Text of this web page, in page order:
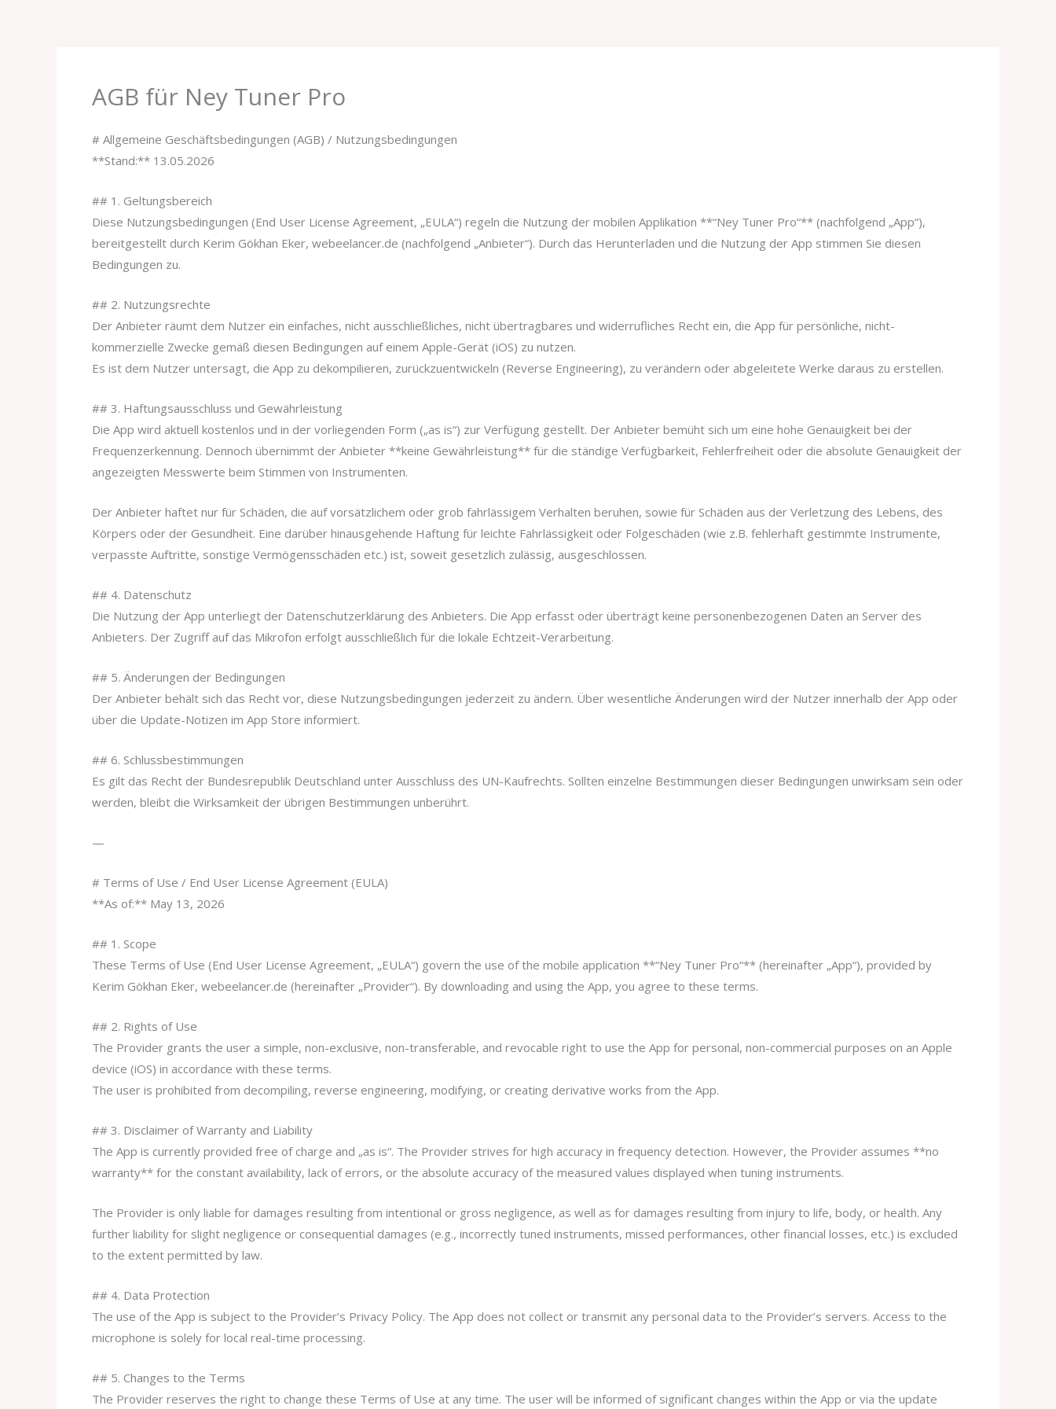
AGB für Ney Tuner Pro
# Allgemeine Geschäftsbedingungen (AGB) / Nutzungsbedingungen
**Stand:** 13.05.2026
## 1. Geltungsbereich
Diese Nutzungsbedingungen (End User License Agreement, „EULA“) regeln die Nutzung der mobilen Applikation **“Ney Tuner Pro“** (nachfolgend „App“),
bereitgestellt durch Kerim Gökhan Eker, webeelancer.de (nachfolgend „Anbieter“). Durch das Herunterladen und die Nutzung der App stimmen Sie diesen
Bedingungen zu.
## 2. Nutzungsrechte
Der Anbieter räumt dem Nutzer ein einfaches, nicht ausschließliches, nicht übertragbares und widerrufliches Recht ein, die App für persönliche, nicht-
kommerzielle Zwecke gemäß diesen Bedingungen auf einem Apple-Gerät (iOS) zu nutzen.
Es ist dem Nutzer untersagt, die App zu dekompilieren, zurückzuentwickeln (Reverse Engineering), zu verändern oder abgeleitete Werke daraus zu erstellen.
## 3. Haftungsausschluss und Gewährleistung
Die App wird aktuell kostenlos und in der vorliegenden Form („as is“) zur Verfügung gestellt. Der Anbieter bemüht sich um eine hohe Genauigkeit bei der
Frequenzerkennung. Dennoch übernimmt der Anbieter **keine Gewährleistung** für die ständige Verfügbarkeit, Fehlerfreiheit oder die absolute Genauigkeit der
angezeigten Messwerte beim Stimmen von Instrumenten.
Der Anbieter haftet nur für Schäden, die auf vorsätzlichem oder grob fahrlässigem Verhalten beruhen, sowie für Schäden aus der Verletzung des Lebens, des
Körpers oder der Gesundheit. Eine darüber hinausgehende Haftung für leichte Fahrlässigkeit oder Folgeschäden (wie z.B. fehlerhaft gestimmte Instrumente,
verpasste Auftritte, sonstige Vermögensschäden etc.) ist, soweit gesetzlich zulässig, ausgeschlossen.
## 4. Datenschutz
Die Nutzung der App unterliegt der Datenschutzerklärung des Anbieters. Die App erfasst oder überträgt keine personenbezogenen Daten an Server des
Anbieters. Der Zugriff auf das Mikrofon erfolgt ausschließlich für die lokale Echtzeit-Verarbeitung.
## 5. Änderungen der Bedingungen
Der Anbieter behält sich das Recht vor, diese Nutzungsbedingungen jederzeit zu ändern. Über wesentliche Änderungen wird der Nutzer innerhalb der App oder
über die Update-Notizen im App Store informiert.
## 6. Schlussbestimmungen
Es gilt das Recht der Bundesrepublik Deutschland unter Ausschluss des UN-Kaufrechts. Sollten einzelne Bestimmungen dieser Bedingungen unwirksam sein oder
werden, bleibt die Wirksamkeit der übrigen Bestimmungen unberührt.
—
# Terms of Use / End User License Agreement (EULA)
**As of:** May 13, 2026
## 1. Scope
These Terms of Use (End User License Agreement, „EULA“) govern the use of the mobile application **“Ney Tuner Pro“** (hereinafter „App“), provided by
Kerim Gökhan Eker, webeelancer.de (hereinafter „Provider“). By downloading and using the App, you agree to these terms.
## 2. Rights of Use
The Provider grants the user a simple, non-exclusive, non-transferable, and revocable right to use the App for personal, non-commercial purposes on an Apple
device (iOS) in accordance with these terms.
The user is prohibited from decompiling, reverse engineering, modifying, or creating derivative works from the App.
## 3. Disclaimer of Warranty and Liability
The App is currently provided free of charge and „as is“. The Provider strives for high accuracy in frequency detection. However, the Provider assumes **no
warranty** for the constant availability, lack of errors, or the absolute accuracy of the measured values displayed when tuning instruments.
The Provider is only liable for damages resulting from intentional or gross negligence, as well as for damages resulting from injury to life, body, or health. Any
further liability for slight negligence or consequential damages (e.g., incorrectly tuned instruments, missed performances, other financial losses, etc.) is excluded
to the extent permitted by law.
## 4. Data Protection
The use of the App is subject to the Provider’s Privacy Policy. The App does not collect or transmit any personal data to the Provider’s servers. Access to the
microphone is solely for local real-time processing.
## 5. Changes to the Terms
The Provider reserves the right to change these Terms of Use at any time. The user will be informed of significant changes within the App or via the update